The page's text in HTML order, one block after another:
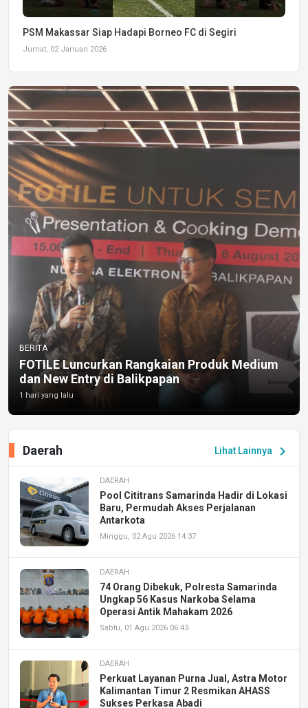
PSM Makassar Siap Hadapi Borneo FC di Segiri
Jumat, 02 Januari 2026
BERITA
FOTILE Luncurkan Rangkaian Produk Medium
dan New Entry di Balikpapan
1 hari yang lalu
Lihat Lainnya chevron_right
Daerah
DAERAH
Pool Cititrans Samarinda Hadir di Lokasi
Baru, Permudah Akses Perjalanan
Antarkota
Minggu, 02 Agu 2026 14:37
DAERAH
74 Orang Dibekuk, Polresta Samarinda
Ungkap 56 Kasus Narkoba Selama
Operasi Antik Mahakam 2026
Sabtu, 01 Agu 2026 06:43
DAERAH
Perkuat Layanan Purna Jual, Astra Motor
Kalimantan Timur 2 Resmikan AHASS
Sukses Perkasa Abadi